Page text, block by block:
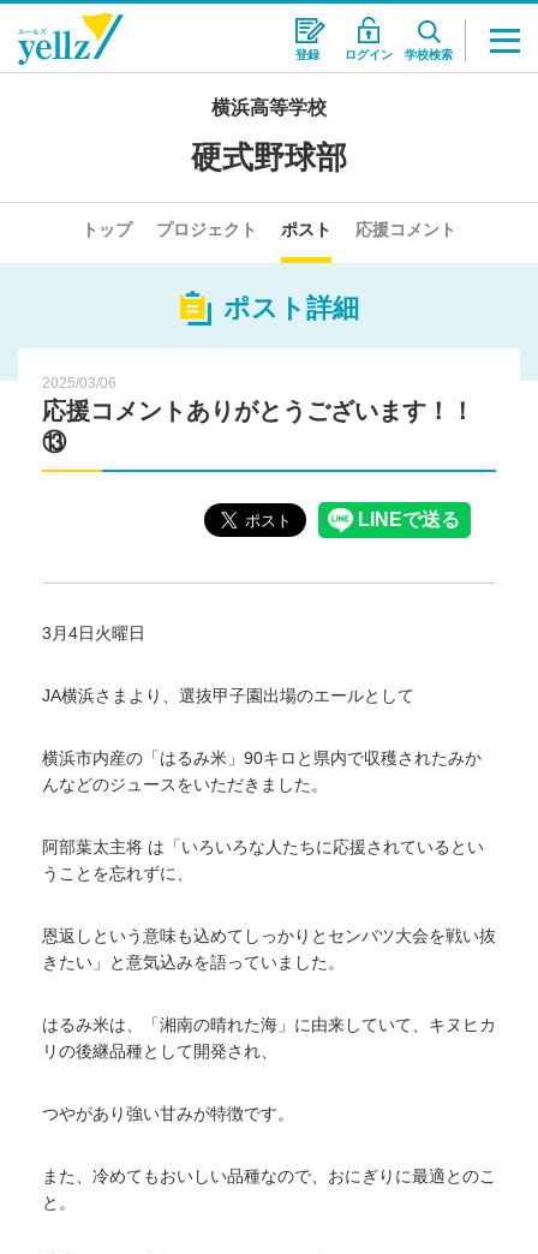
登録 ログイン 学校検索
横浜高等学校
硬式野球部
トップ プロジェクト ポスト 応援コメント
ポスト詳細
2025/03/06
応援コメントありがとうございます！！
⑬
3月4日火曜日
JA横浜さまより、選抜甲子園出場のエールとして
横浜市内産の「はるみ米」90キロと県内で収穫されたみか
んなどのジュースをいただきました。
阿部葉太主将 は「いろいろな人たちに応援されているとい
うことを忘れずに、
恩返しという意味も込めてしっかりとセンバツ大会を戦い抜
きたい」と意気込みを語っていました。
はるみ米は、「湘南の晴れた海」に由来していて、キヌヒカ
リの後継品種として開発され、
つやがあり強い甘みが特徴です。
また、冷めてもおいしい品種なので、おにぎりに最適とのこ
と。